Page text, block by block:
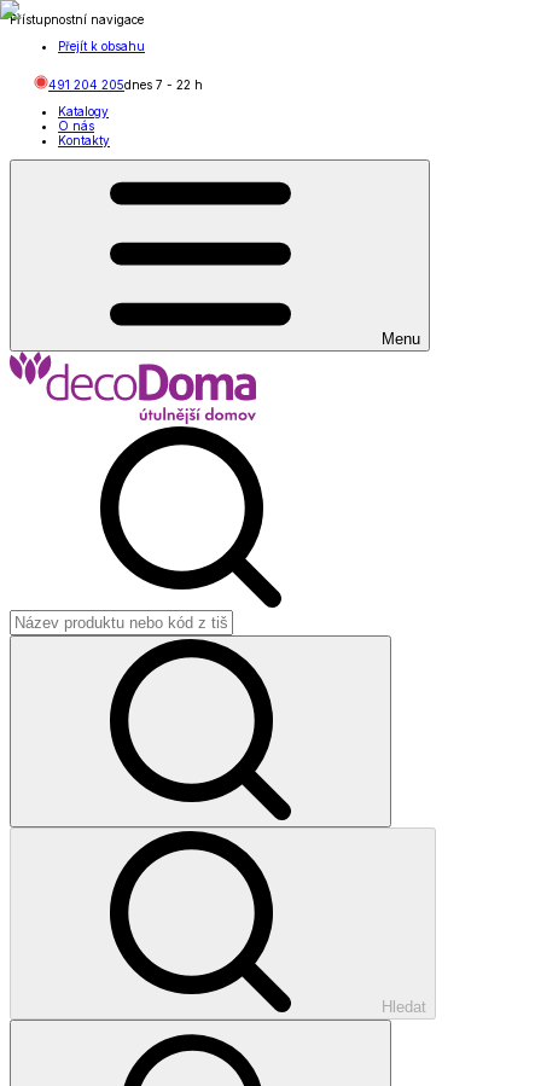
Přístupnostní navigace
Přejít k obsahu
491 204 205dnes 7 - 22 h
Katalogy
O nás
Kontakty
Menu
Hledat